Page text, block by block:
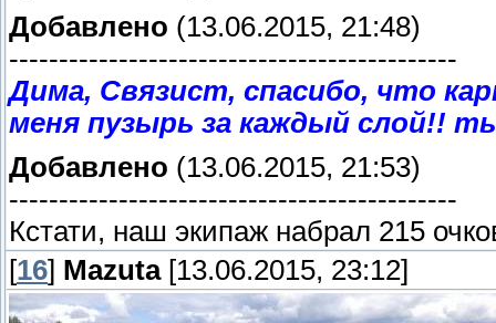
Добавлено (13.06.2015, 21:48)
---------------------------------------------
Дима, Связист, спасибо, что
меня пузырь за каждый слой!!
Добавлено (13.06.2015, 21:53)
---------------------------------------------
Кстати, наш экипаж набрал 215
[16] Mazuta[13.06.2015, 23:12]